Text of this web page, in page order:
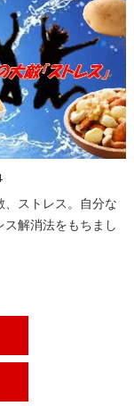
、ストレス。自分な
ス解消法をもちまし